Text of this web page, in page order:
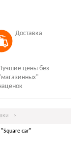
Доставка
цены без
>
car"